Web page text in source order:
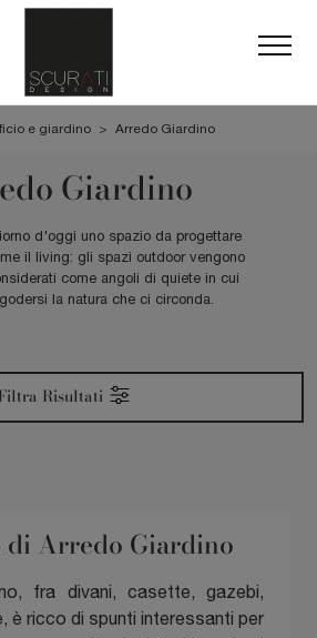
e giardino > Arredo Giardino
Giardino
d'oggi uno spazio da progettare
il living: gli spazi outdoor vengono
come angoli di quiete in cui
la natura che ci circonda.
Filtra Risultati
di Arredo Giardino
fra divani, casette, gazebi,
è ricco di spunti interessanti per